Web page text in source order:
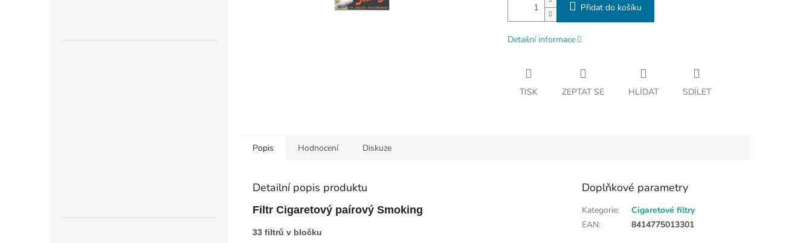
Přidat do košíku
Detailní informace
TISK ZEPTAT SE HLÍDAT SDÍLET
Popis Hodnocení Diskuze
Detailní popis produktu
Filtr Cigaretový paírový Smoking
33 filtrů v bločku
Doplňkové parametry
Kategorie:
Cigaretové filtry
EAN: 8414775013301